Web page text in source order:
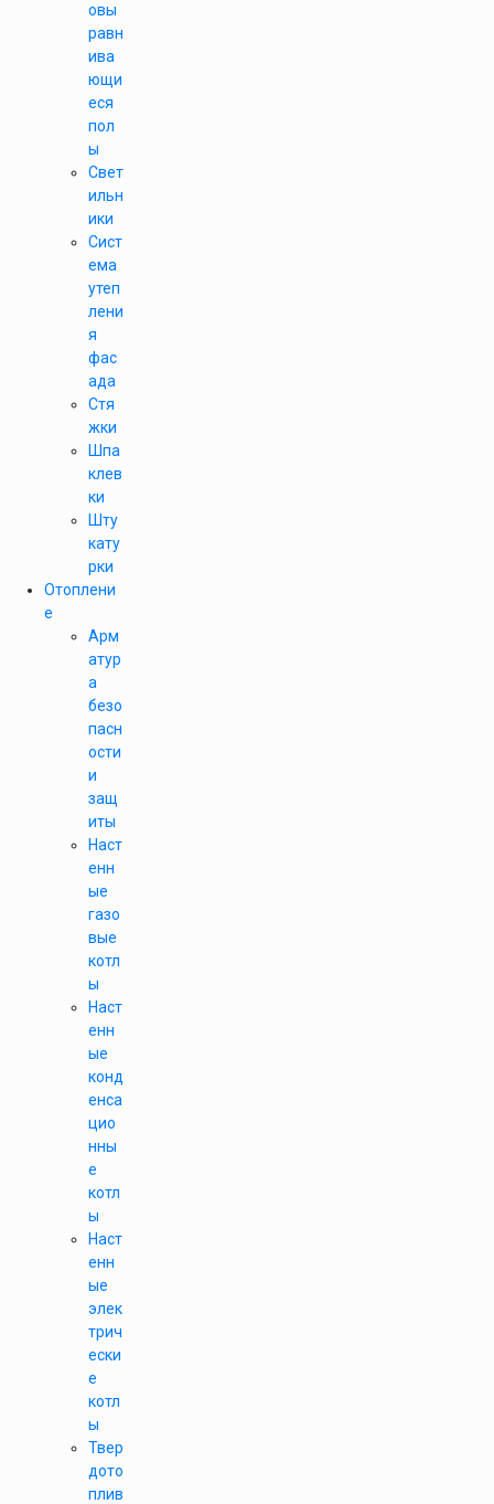
овы
равн
ива
ющи
еся
пол
ы
Свет
ильн
ики
Сист
ема
утеп
лени
я
фас
ада
Стя
жки
Шпа
клев
ки
Шту
кату
рки
Отоплени
е
Арм
атур
а
безо
пасн
ости
и
защ
иты
Наст
енн
ые
газо
вые
котл
ы
Наст
енн
ые
конд
енса
цио
нны
е
котл
ы
Наст
енн
ые
элек
трич
ески
е
котл
ы
Твер
дото
плив